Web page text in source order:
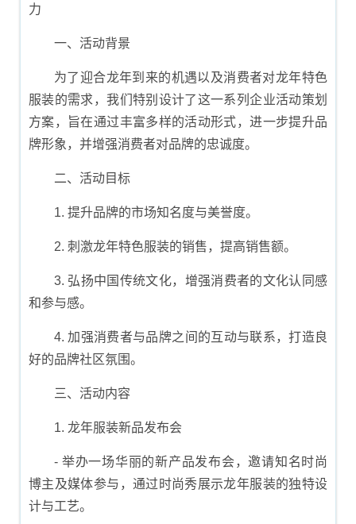
力
一、活动背景
为了迎合龙年到来的机遇以及消费者对龙年特色
服装的需求，我们特别设计了这一系列企业活动策划
方案，旨在通过丰富多样的活动形式，进一步提升品
牌形象，并增强消费者对品牌的忠诚度。
二、活动目标
1. 提升品牌的市场知名度与美誉度。
2. 刺激龙年特色服装的销售，提高销售额。
3. 弘扬中国传统文化，增强消费者的文化认同感
和参与感。
4. 加强消费者与品牌之间的互动与联系，打造良
好的品牌社区氛围。
三、活动内容
1. 龙年服装新品发布会
- 举办一场华丽的新产品发布会，邀请知名时尚
博主及媒体参与，通过时尚秀展示龙年服装的独特设
计与工艺。